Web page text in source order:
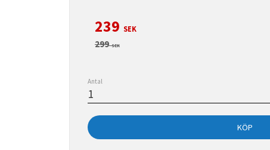
Nedsatt pris:
239 SEK
Ordinarie pris:
299SEK
Antal
KÖP